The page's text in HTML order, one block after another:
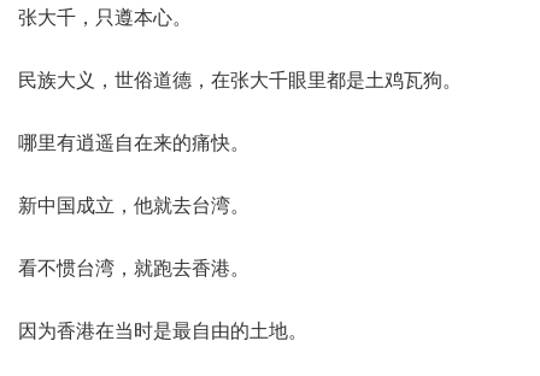
张大千，只遵本心。
民族大义，世俗道德，在张大千眼里都是土鸡瓦狗。
哪里有逍遥自在来的痛快。
新中国成立，他就去台湾。
看不惯台湾，就跑去香港。
因为香港在当时是最自由的土地。